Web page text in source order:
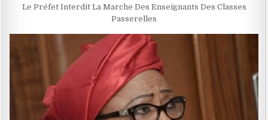
Le Préfet Interdit La Marche Des Enseignants Des Classes
Passerelles